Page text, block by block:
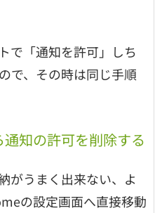
で「通知を許可」しち
で、その時は同じ手順
知の許可を削除する
がうまく出来ない、よ
の設定画面へ直接移動